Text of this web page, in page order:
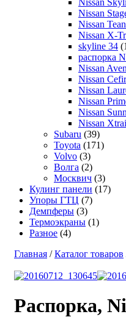
Nissan
Nissan
Nissan
Nissan X-
skyline 34
распорка
Nissan
Nissan
Nissan
Nissan
Nissan
Nissan
Subaru (39)
Toyota (171)
Volvo (3)
Волга (2)
Москвич (3)
Кулинг панели (17)
Упоры ГТЦ (7)
Демпферы (3)
Термоэкраны (1)
Разное (4)
Главная /Каталог товаров
Распорка,